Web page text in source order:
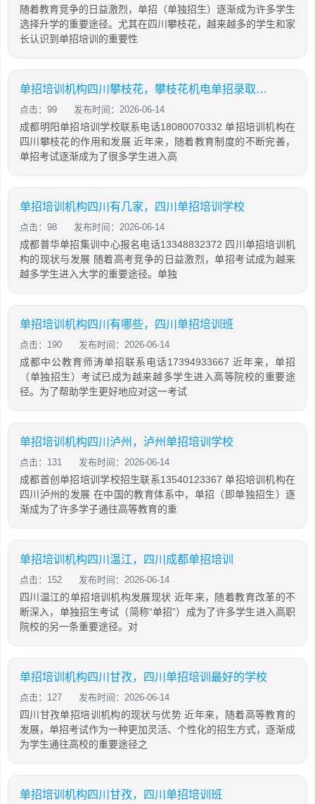
随着教育竞争的日益激烈，单招（单独招生）逐渐成为许多学生
选择升学的重要途径。尤其在四川攀枝花，越来越多的学生和家
长认识到单招培训的重要性
单招培训机构四川攀枝花，攀枝花机电单招录取查询
点击：99 发布时间：2026-06-14
成都明阳单招培训学校联系电话18080070332 单招培训机构在
四川攀枝花的作用和发展 近年来，随着教育制度的不断完善，
单招考试逐渐成为了很多学生进入高
单招培训机构四川有几家，四川单招培训学校
点击：98 发布时间：2026-06-14
成都普华单招集训中心报名电话13348832372 四川单招培训机
构的现状与发展 随着高考竞争的日益激烈，单招考试成为越来
越多学生进入大学的重要途径。单独
单招培训机构四川有哪些，四川单招培训班
点击：190 发布时间：2026-06-14
成都中公教育师涛单招联系电话17394933667 近年来，单招
（单独招生）考试已成为越来越多学生进入高等院校的重要途
径。为了帮助学生更好地应对这一考试
单招培训机构四川泸州，泸州单招培训学校
点击：131 发布时间：2026-06-14
成都首创单招培训学校招生联系13540123367 单招培训机构在
四川泸州的发展 在中国的教育体系中，单招（即单独招生）逐
渐成为了许多学子通往高等教育的重
单招培训机构四川温江，四川成都单招培训
点击：152 发布时间：2026-06-14
四川温江的单招培训机构发展现状 近年来，随着教育改革的不
断深入，单独招生考试（简称“单招”）成为了许多学生进入高职
院校的另一条重要途径。对
单招培训机构四川甘孜，四川单招培训最好的学校
点击：127 发布时间：2026-06-14
四川甘孜单招培训机构的现状与优势 近年来，随着高等教育的
发展，单招考试作为一种更加灵活、个性化的招生方式，逐渐成
为学生通往高校的重要途径之
单招培训机构四川甘孜，四川单招培训班